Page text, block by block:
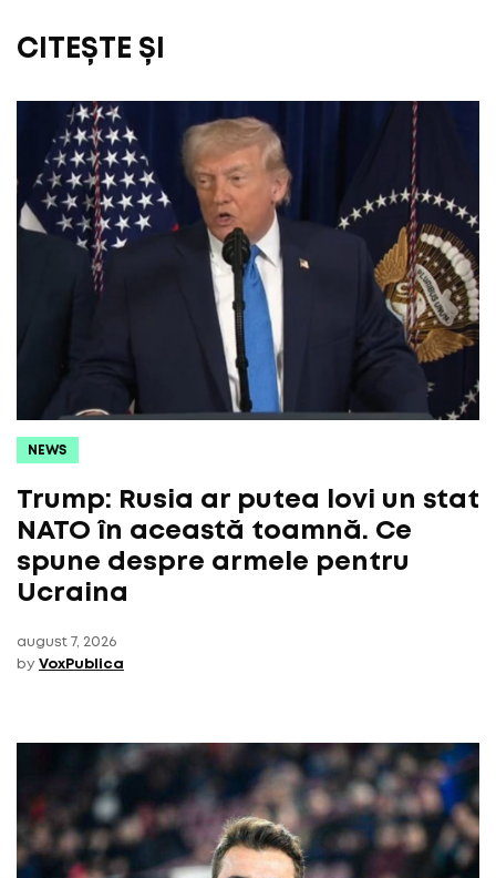
CITEȘTE ȘI
NEWS
Trump: Rusia ar putea lovi un stat
NATO în această toamnă. Ce
spune despre armele pentru
Ucraina
august 7, 2026
by VoxPublica